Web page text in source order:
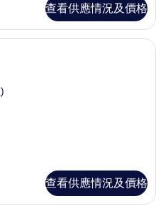
查看供應情況及價格
高級寢具、迷你吧、房內夾萬、遮光
查看供應情況及價格